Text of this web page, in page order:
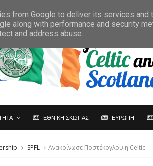
ΕΘΝΙΚΗ ΣΚΩΤΙΑΣ ΕΥΡΩΠΗ
SPFL Aνακοίνωσε Ποστέκογλου η Celtic
from Google to deliver its services and
along with performance and security
and address abuse.